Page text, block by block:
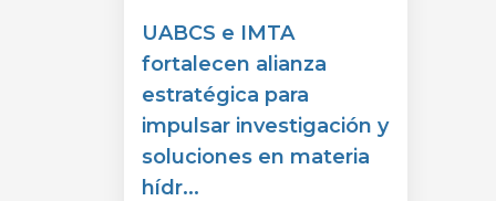
UABCS e IMTA
fortalecen alianza
estratégica para
impulsar investigación y
soluciones en materia
hídr...